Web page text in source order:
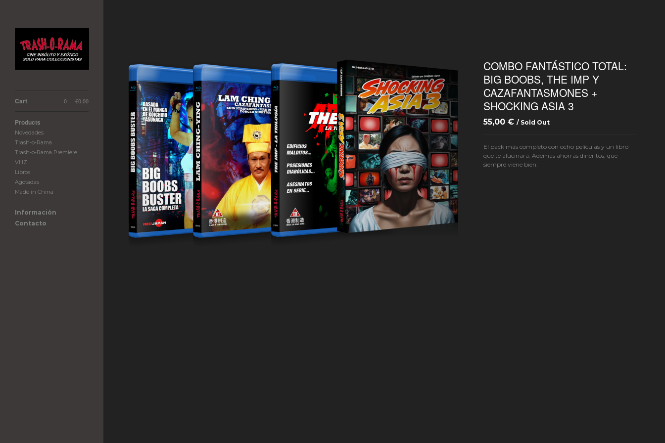
Cart 0,00
€
0
Products
Novedades
Trash-o-Rama
Trash-o-Rama Premiere
VHZ
Libros
Agotadas
Made in China
Información
Contacto
COMBO FANTÁSTICO TOTAL:
BIG BOOBS, THE IMP Y
CAZAFANTASMONES +
SHOCKING ASIA 3
55,00 € / Sold Out
El pack más completo con ocho películas y un libro
que te alucinará. Además ahorras dineritos, que
siempre viene bien.